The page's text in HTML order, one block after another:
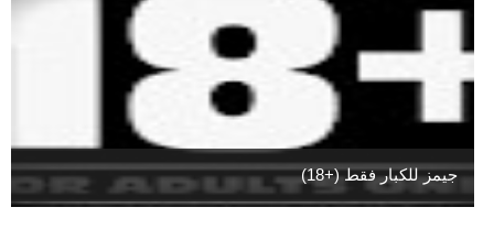
جيمز للكبار فقط (+18)